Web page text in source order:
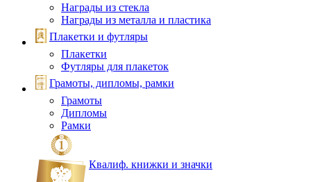
Награды из стекла
Награды из металла и пластика
Плакетки и футляры
Плакетки
Футляры для плакеток
Грамоты, дипломы, рамки
Грамоты
Дипломы
Рамки
Квалиф. книжки и значки